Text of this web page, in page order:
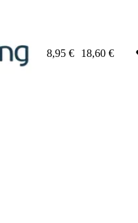
8,95 € 18,60 €